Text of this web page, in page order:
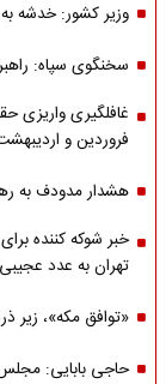
وزیر کشور: خدشه
سخنگوی سپاه:
غافلگیری واریزی
فروردین و
هشدار مدودف به
خبر شوکه کننده
تهران به عدد
«توافق مکه»، زیر
حاجی بابایی: